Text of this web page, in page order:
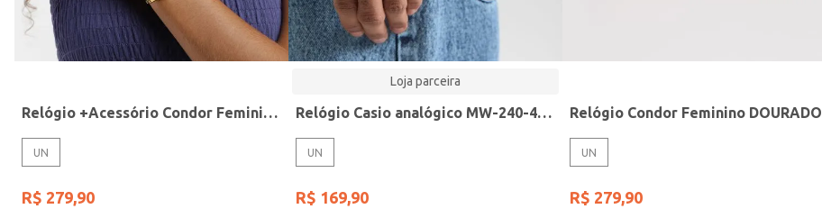
Relógio +Acessório Condor Feminino DOURADO
UN
R$ 279,90
Loja parceira
Relógio Casio analógico MW-240-4BVDF-SC
UN
R$ 169,90
Relógio Condor Feminino DOURADO
UN
R$ 279,90